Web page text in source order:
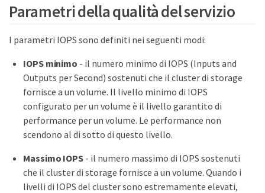
Parametri della qualità del servizio
I parametri IOPS sono definiti nei seguenti modi:
IOPS minimo - il numero minimo di IOPS (Inputs and
Outputs per Second) sostenuti che il cluster di storage
fornisce a un volume. Il livello minimo di IOPS
configurato per un volume è il livello garantito di
performance per un volume. Le performance non
scendono al di sotto di questo livello.
Massimo IOPS - il numero massimo di IOPS sostenuti
che il cluster di storage fornisce a un volume. Quando i
livelli di IOPS del cluster sono estremamente elevati,